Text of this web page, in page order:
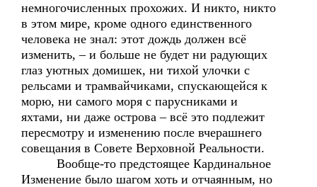
немногочисленных прохожих. И никто, никто
в этом мире, кроме одного единственного
человека не знал: этот дождь должен всё
изменить, – и больше не будет ни радующих
глаз уютных домишек, ни тихой улочки с
рельсами и трамвайчиками, спускающейся к
морю, ни самого моря с парусниками и
яхтами, ни даже острова – всё это подлежит
пересмотру и изменению после вчерашнего
совещания в Совете Верховной Реальности.
Вообще-то предстоящее Кардинальное
Изменение было шагом хоть и отчаянным, но